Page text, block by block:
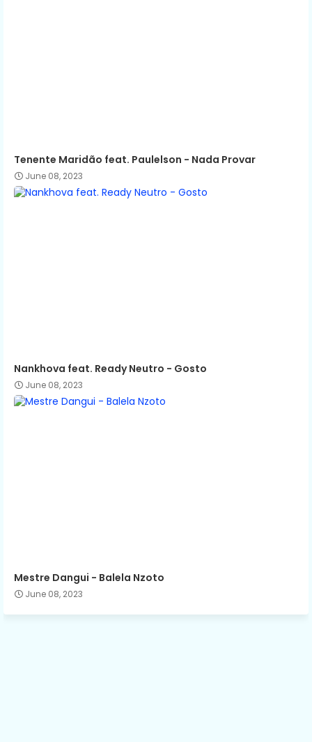
Tenente Maridão feat. Paulelson - Nada Provar
June 08, 2023
Nankhova feat. Ready Neutro - Gosto
June 08, 2023
Mestre Dangui - Balela Nzoto
June 08, 2023